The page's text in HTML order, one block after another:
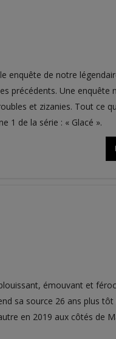
enquête de notre
précédents. Une enquête
et zizanies. Tout ce
1 de la série : « Glacé ».
émouvant et
sa source 26 ans plus
en 2019 aux côtés de